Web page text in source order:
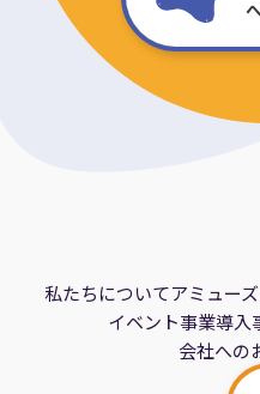
私たちについてアミュー
イベント事業導入
会社への